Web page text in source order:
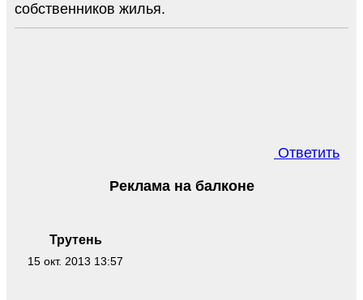
собственников жилья.
Ответить
Трутень
15 окт. 2013 13:57
Реклама на балконе